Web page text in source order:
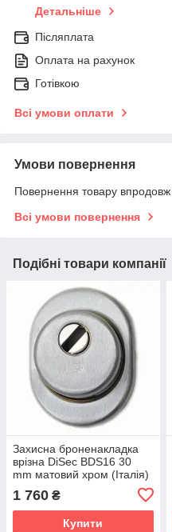
Детальніше
Післяплата
Оплата на рахунок
Готівкою
Всі умови оплати
Умови повернення
Повернення товару впродовж
Всі умови повернення
Подібні товари компанії
Захисна броненакладка
врізна DiSec ВDS16 30
mm матовий хром (Італія)
1 760 ₴
Купити